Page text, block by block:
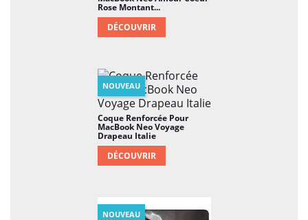
Rose Montant...
DÉCOUVRIR
Coque Renforcée Pour
MacBook Neo Voyage
Drapeau Italie
DÉCOUVRIR
NOUVEAU
NOUVEAU